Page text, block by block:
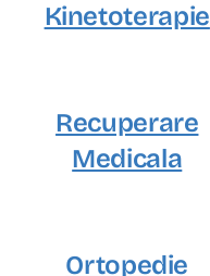
Kinetoterapie
Recuperare
Medicala
Ortopedie